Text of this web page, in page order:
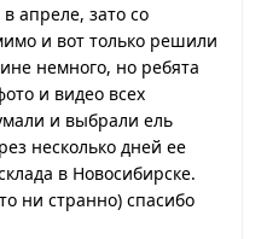
апреле, зато со
и вот только решили
немного, но ребята
и видео всех
и выбрали ель
несколько дней ее
в Новосибирске.
ни странно) спасибо